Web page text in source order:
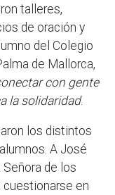
talleres,
de oración y
del Colegio
de Mallorca,
con gente
la solidaridad.
los distintos
A José
de los
cuestionarse en